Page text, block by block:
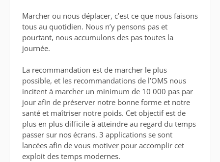
Marcher ou nous déplacer, c’est ce que nous faisons
tous au quotidien. Nous n’y pensons pas et
pourtant, nous accumulons des pas toutes la
journée.
La recommandation est de marcher le plus
possible, et les recommandations de l’OMS nous
incitent à marcher un minimum de 10 000 pas par
jour afin de préserver notre bonne forme et notre
santé et maîtriser notre poids. Cet objectif est de
plus en plus difficile à atteindre au regard du temps
passer sur nos écrans. 3 applications se sont
lancées afin de vous motiver pour accomplir cet
exploit des temps modernes.